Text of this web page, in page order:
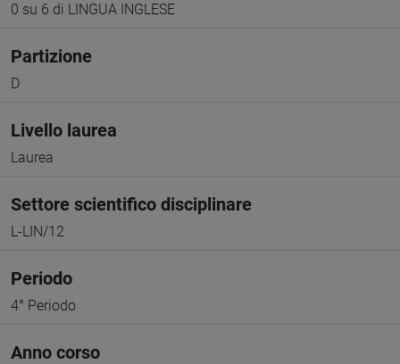
0 su 6 di LINGUA INGLESE
Partizione
D
Livello laurea
Laurea
Settore scientifico disciplinare
L-LIN/12
Periodo
4° Periodo
Anno corso